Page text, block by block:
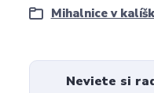
Mihalnice v
Neviete si